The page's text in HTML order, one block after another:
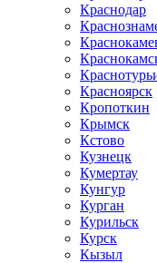
Краснодар
Красноярск
Кропоткин
Крымск
Кстово
Кузнецк
Кумертау
Кунгур
Курган
Курильск
Курск
Кызыл